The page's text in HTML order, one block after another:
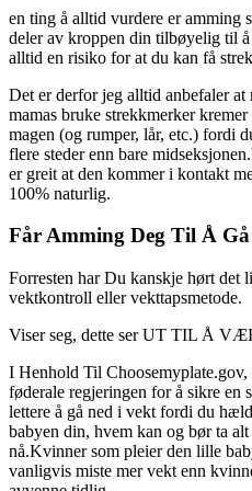
en ting å alltid vurdere er amming
deler av kroppen din tilbøyelig til
alltid en risiko for at du kan få
Det er derfor jeg alltid anbefaler
mamas bruke strekkmerker
magen (og rumper, lår, etc.) fordi
flere steder enn bare
er greit at den kommer i kontakt
100% naturlig.
Får Amming Deg Til Å Gå
Forresten har Du kanskje hørt det
vektkontroll eller vekttapsmetode.
Viser seg, dette ser UT TIL Å
I Henhold Til Choosemyplate.gov,
føderale regjeringen for å sikre en
lettere å gå ned i vekt fordi du
babyen din, hvem kan og bør ta
nå.Kvinner som pleier den lille
vanligvis miste mer vekt enn